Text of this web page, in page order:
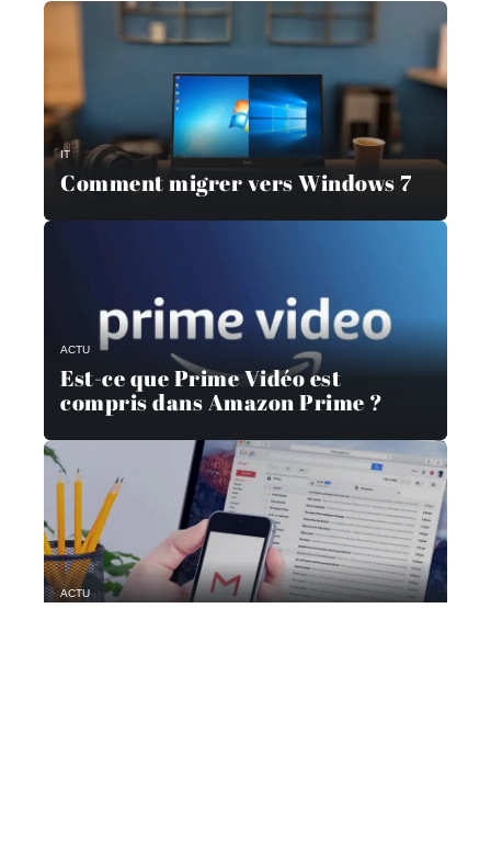
IT
Comment migrer vers Windows 7
ACTU
Est-ce que Prime Vidéo est
compris dans Amazon Prime ?
ACTU